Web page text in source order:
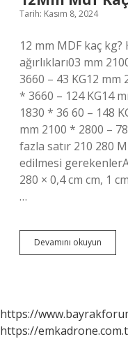
Tarih: Kasım 8, 2024
12 mm MDF kaç kg?
ağırlıkları03 mm
3660 – 43 KG12 mm
* 3660 – 124 KG14
1830 * 36 60 – 148
mm 2100 * 2800 –
fazla satır 210 280
edilmesi
280 × 0,4 cm cm, 1
…
Devamını okuyun
Mdf
https://
https://